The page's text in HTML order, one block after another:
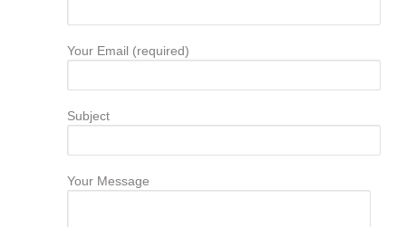
Your Email (required)
Subject
Your Message